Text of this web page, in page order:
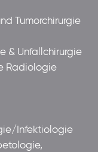
Tumorchirurgie
& Unfallchirurgie
Radiologie
Infektiologie